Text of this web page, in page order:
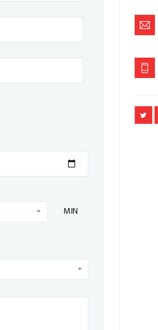
MIN